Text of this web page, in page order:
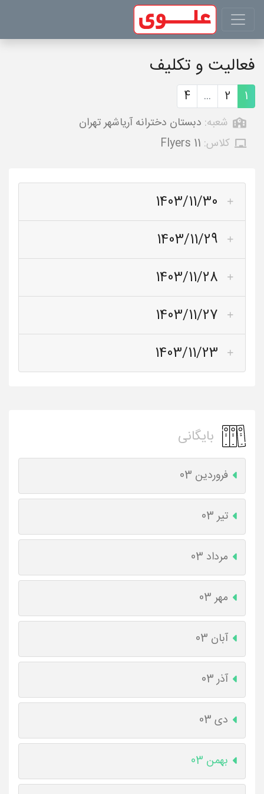
فعالیت و تکلیف
1
2
...
4
شعبه: دبستان دخترانه آریاشهر تهران
کلاس: Flyers 11
1403/11/30
1403/11/29
1403/11/28
1403/11/27
1403/11/23
بایگانی
فروردین 03
تیر 03
مرداد 03
مهر 03
آبان 03
آذر 03
دی 03
بهمن 03